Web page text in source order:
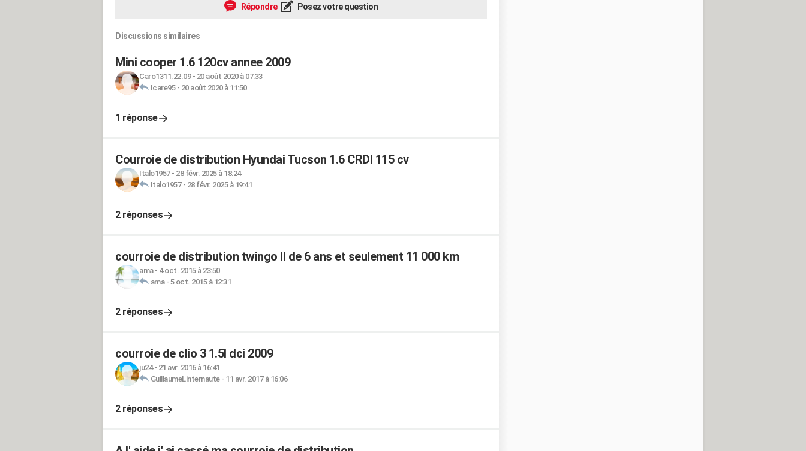
Répondre Posez votre question
Discussions similaires
Mini cooper 1.6 120cv annee 2009
Caro1311.22.09- 20 août 2020 à 07:33
Icare95- 20 août 2020 à 11:50
1 réponse
Courroie de distribution Hyundai Tucson 1.6 CRDI 115 cv
Italo1957- 28 févr. 2025 à 18:24
Italo1957- 28 févr. 2025 à 19:41
2 réponses
courroie de distribution twingo II de 6 ans et seulement 11 000 km
ama- 4 oct. 2015 à 23:50
ama- 5 oct. 2015 à 12:31
2 réponses
courroie de clio 3 1.5l dci 2009
ju24- 21 avr. 2016 à 16:41
GuillaumeLinternaute- 11 avr. 2017 à 16:06
2 réponses